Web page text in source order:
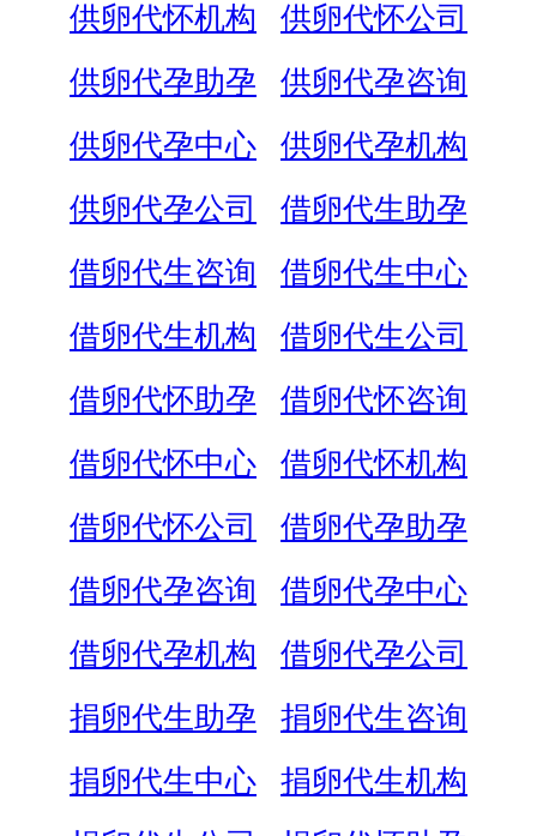
供卵代怀机构
供卵代怀公司
供卵代孕助孕
供卵代孕咨询
供卵代孕中心
供卵代孕机构
供卵代孕公司
借卵代生助孕
借卵代生咨询
借卵代生中心
借卵代生机构
借卵代生公司
借卵代怀助孕
借卵代怀咨询
借卵代怀中心
借卵代怀机构
借卵代怀公司
借卵代孕助孕
借卵代孕咨询
借卵代孕中心
借卵代孕机构
借卵代孕公司
捐卵代生助孕
捐卵代生咨询
捐卵代生中心
捐卵代生机构